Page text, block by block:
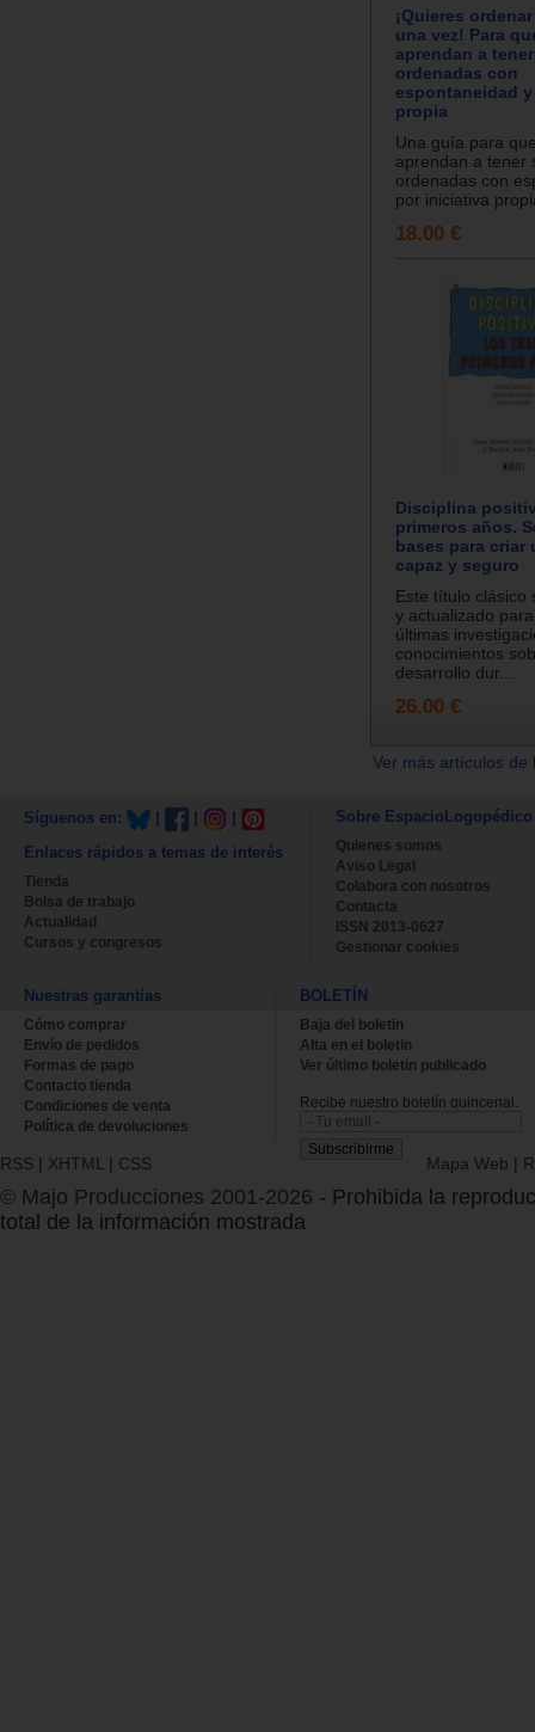
¡Quieres
una vez! Para
aprendan a
ordenadas con
espontaneidad
propia
Una guía para
aprendan a tener
ordenadas con
por iniciativa
18.00 €
Disciplina
primeros años.
bases para criar
capaz y seguro
Este título clásico
y actualizado
últimas
conocimientos
desarrollo dur...
26.00 €
Ver más artículos
Síguenos en:
Enlaces rápidos a temas de interés
Tienda
Bolsa de trabajo
Actualidad
Cursos y congresos
Sobre EspacioLogopédico
Quienes somos
Aviso Legal
Colabora con nosotros
Contacta
ISSN 2013-0627
Gestionar cookies
Nuestras garantías
Cómo comprar
Envío de pedidos
Formas de pago
Contacto tienda
Condiciones de venta
Política de devoluciones
BOLETÍN
Baja del boletin
Alta en el boletin
Ver último boletin publicado
Recibe nuestro boletín quincenal.
RSS | XHTML | CSS Mapa Web |
© Majo Producciones 2001-2026 - Prohibida la
total de la información mostrada